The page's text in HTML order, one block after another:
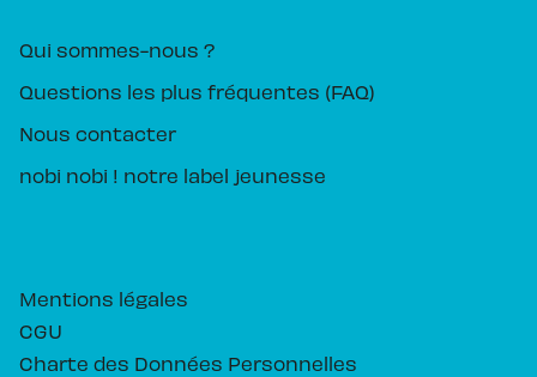
Qui sommes-nous ?
Questions les plus fréquentes (FAQ)
Nous contacter
nobi nobi ! notre label jeunesse
Mentions légales
CGU
Charte des Données Personnelles